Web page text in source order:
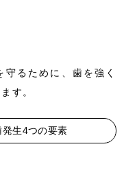
るために、歯を強く
す。
発生4つの要素